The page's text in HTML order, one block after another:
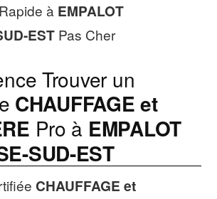
Rapide à EMPALOT
EST Pas Cher
Trouver un
CHAUFFAGE et
Pro à EMPALOT
SUD-EST
CHAUFFAGE et